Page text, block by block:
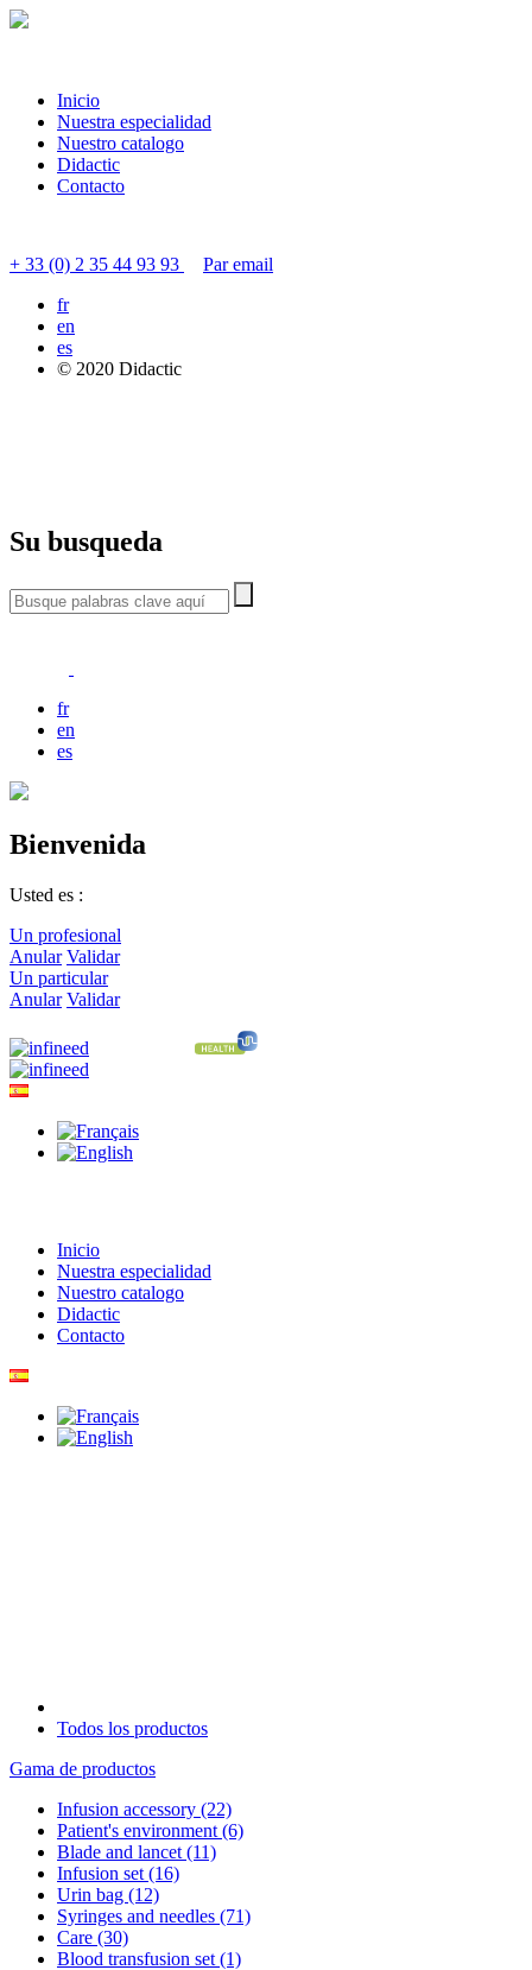
Inicio
Nuestra especialidad
Nuestro catalogo
Didactic
Contacto
+ 33 (0) 2 35 44 93 93
Par email
fr
en
es
© 2020 Didactic
Su busqueda
fr
en
es
Bienvenida
Usted es :
Un profesional
Anular Validar
Un particular
Anular Validar
Inicio
Nuestra especialidad
Nuestro catalogo
Didactic
Contacto
Todos los productos
Gama de productos
Infusion accessory (22)
Patient's environment (6)
Blade and lancet (11)
Infusion set (16)
Urin bag (12)
Syringes and needles (71)
Care (30)
Blood transfusion set (1)